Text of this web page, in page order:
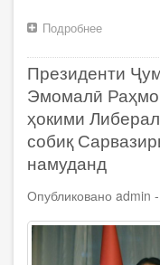
Подробнее
Ҷумҳурии
Эмомалӣ
Раҳмон
дар
Ҳамоиши
муколамаи
«Осиёи
Марказӣ
+
Ҷопон»
иштирок
намуданд
Президенти
Эмомалӣ
ҳокими
собиқ
намуданд
Опубликовано admin -